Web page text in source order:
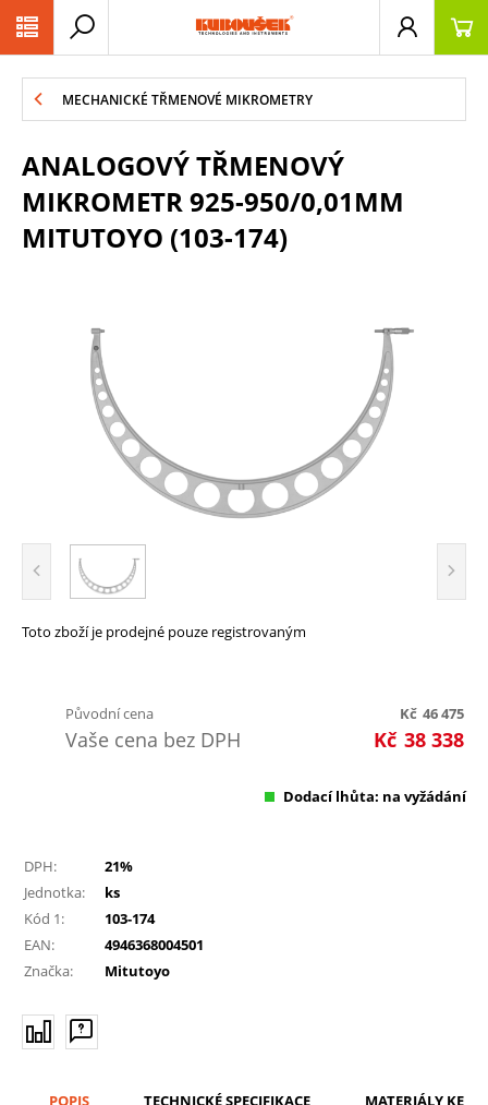
MECHANICKÉ TŘMENOVÉ MIKROMETRY
ANALOGOVÝ TŘMENOVÝ
MIKROMETR 925-950/0,01MM
MITUTOYO (103-174)
Toto zboží je prodejné pouze registrovaným
Původní cena 46 475
Kč
Vaše cena bez DPH 38 338
Kč
Dodací lhůta: na vyžádání
DPH:
21%
Jednotka:
ks
Kód 1:
103-174
EAN:
4946368004501
Značka:
Mitutoyo
POPIS TECHNICKÉ SPECIFIKACE MATERIÁLY KE